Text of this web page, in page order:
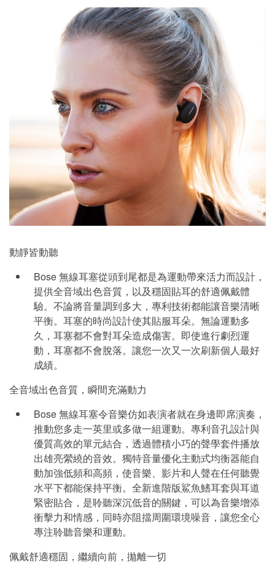
動靜皆動聽
Bose 無線耳塞從頭到尾都是為運動帶來活力而設計，
提供全音域出色音質，以及穩固貼耳的舒適佩戴體
驗。不論將音量調到多大，專利技術都能讓音樂清晰
平衡。耳塞的時尚設計使其貼服耳朵。無論運動多
久，耳塞都不會對耳朵造成傷害。即使進行劇烈運
動，耳塞都不會脫落。讓您一次又一次刷新個人最好
成績。
全音域出色音質，瞬間充滿動力
Bose 無線耳塞令音樂仿如表演者就在身邊即席演奏，
推動您多走一英里或多做一組運動。專利音孔設計與
優質高效的單元結合，透過體積小巧的聲學套件播放
出雄亮縈繞的音效。獨特音量優化主動式均衡器能自
動加強低頻和高頻，使音樂、影片和人聲在任何聽覺
水平下都能保持平衡。全新進階版鯊魚鰭耳套與耳道
緊密貼合，是聆聽深沉低音的關鍵，可以為音樂增添
衝擊力和情感，同時亦阻擋周圍環境噪音，讓您全心
專注聆聽音樂和運動。
佩戴舒適穩固，繼續向前，拋離一切